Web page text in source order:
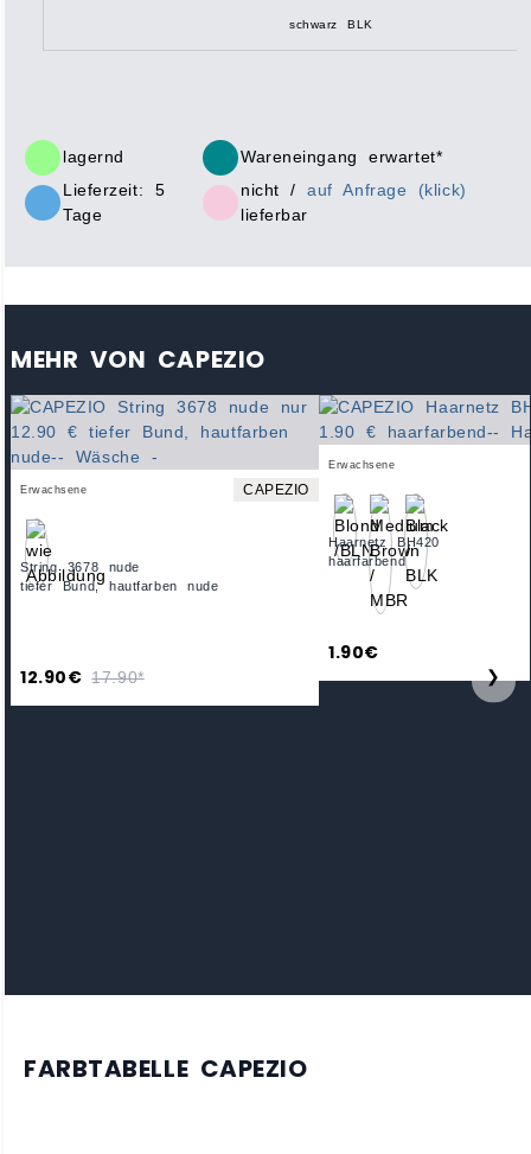
schwarz BLK
lagernd
Wareneingang erwartet*
Lieferzeit: 5
Tage
nicht /auf Anfrage (klick)
lieferbar
MEHR VON CAPEZIO
Erwachsene CAPEZIO
String 3678 nude
tiefer Bund, hautfarben nude
12.90€ 17.90*
Erwachsene
Haarnetz BH420
haarfarbend
1.90€
❯
FARBTABELLE CAPEZIO